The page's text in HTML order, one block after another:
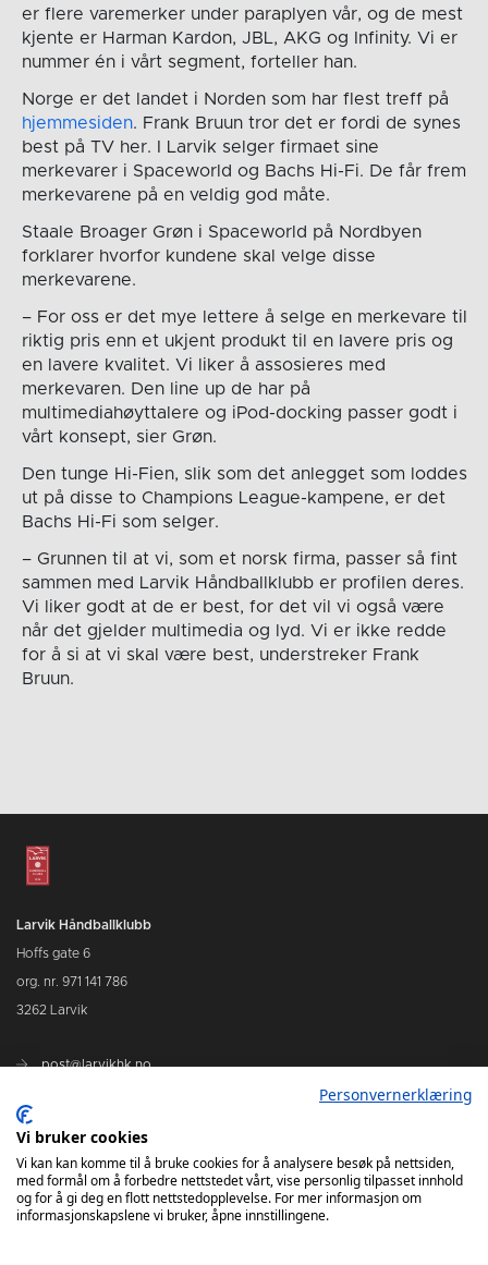
er flere varemerker under paraplyen vår, og de mest
kjente er Harman Kardon, JBL, AKG og Infinity. Vi er
nummer én i vårt segment, forteller han.
Norge er det landet i Norden som har flest treff på
hjemmesiden. Frank Bruun tror det er fordi de synes
best på TV her. I Larvik selger firmaet sine
merkevarer i Spaceworld og Bachs Hi-Fi. De får frem
merkevarene på en veldig god måte.
Staale Broager Grøn i Spaceworld på Nordbyen
forklarer hvorfor kundene skal velge disse
merkevarene.
– For oss er det mye lettere å selge en merkevare til
riktig pris enn et ukjent produkt til en lavere pris og
en lavere kvalitet. Vi liker å assosieres med
merkevaren. Den line up de har på
multimediahøyttalere og iPod-docking passer godt i
vårt konsept, sier Grøn.
Den tunge Hi-Fien, slik som det anlegget som loddes
ut på disse to Champions League-kampene, er det
Bachs Hi-Fi som selger.
– Grunnen til at vi, som et norsk firma, passer så fint
sammen med Larvik Håndballklubb er profilen deres.
Vi liker godt at de er best, for det vil vi også være
når det gjelder multimedia og lyd. Vi er ikke redde
for å si at vi skal være best, understreker Frank
Bruun.
Larvik Håndballklubb
Hoffs gate 6
org. nr. 971 141 786
3262 Larvik
post@larvikhk.no
Personvernerklæring
Vi bruker cookies
Vi kan kan komme til å bruke cookies for å analysere besøk på nettsiden,
med formål om å forbedre nettstedet vårt, vise personlig tilpasset innhold
og for å gi deg en flott nettstedopplevelse. For mer informasjon om
informasjonskapslene vi bruker, åpne innstillingene.